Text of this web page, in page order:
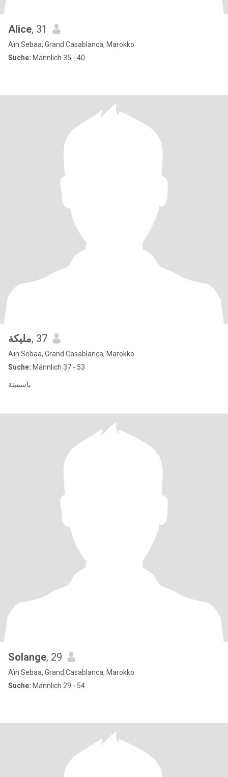
Alice, 31
Aïn Sebaa, Grand Casablanca, Marokko
Suche: Männlich 35 - 40
مليكة, 37
Aïn Sebaa, Grand Casablanca, Marokko
Suche: Männlich 37 - 53
ياسمينة
Solange, 29
Aïn Sebaa, Grand Casablanca, Marokko
Suche: Männlich 29 - 54